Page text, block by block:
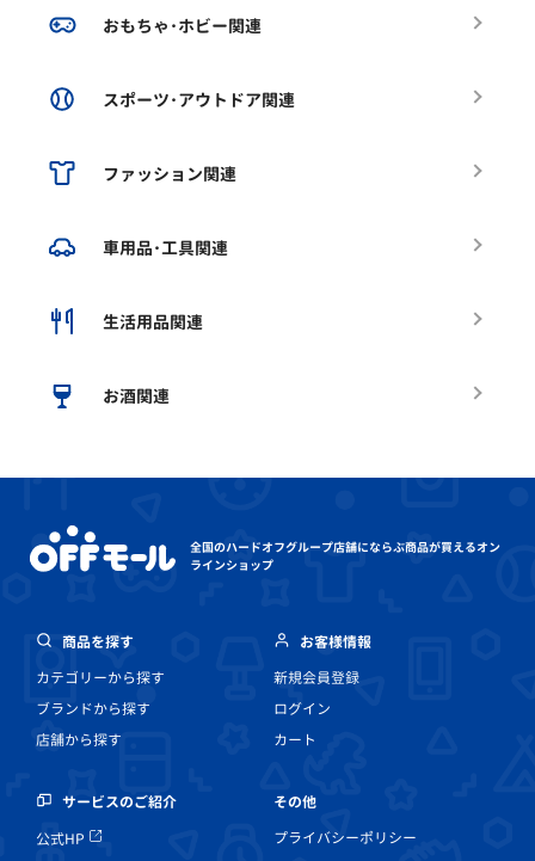
おもちゃ･ホビー関連
スポーツ･アウトドア関連
ファッション関連
車用品･工具関連
生活用品関連
お酒関連
全国のハードオフグループ店舗にならぶ商品が買えるオン
ラインショップ
商品を探す
カテゴリーから探す
ブランドから探す
店舗から探す
お客様情報
新規会員登録
ログイン
カート
サービスのご紹介
公式HP
その他
プライバシーポリシー